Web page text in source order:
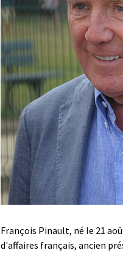
François Pinault, né le 21
d'affaires français, ancien